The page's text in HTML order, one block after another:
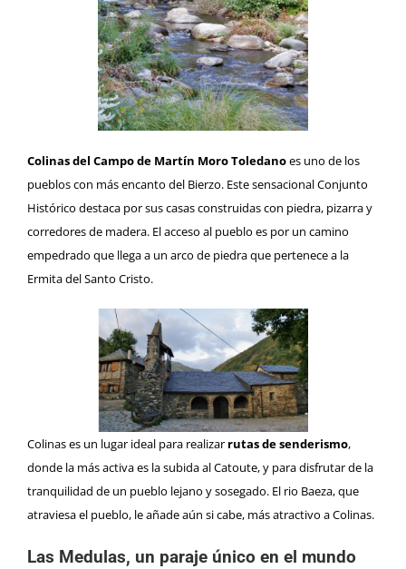
Colinas del Campo de Martín Moro Toledanoes uno de los
pueblos con más encanto del Bierzo. Este sensacional Conjunto
Histórico destaca por sus casas construidas con piedra, pizarra y
corredores de madera. El acceso al pueblo es por un camino
empedrado que llega a un arco de piedra que pertenece a la
Ermita del Santo Cristo.
Colinas es un lugar ideal para realizar rutas de senderismo,
donde la más activa es la subida al Catoute, y para disfrutar de la
tranquilidad de un pueblo lejano y sosegado. El rio Baeza, que
atraviesa el pueblo, le añade aún si cabe, más atractivo a Colinas.
Las Medulas, un paraje único en el mundo